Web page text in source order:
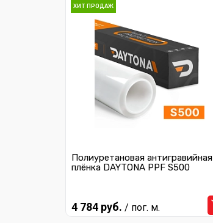
ХИТ ПРОДАЖ
Полиуретановая антигравийная
плёнка DAYTONA PPF S500
4 784 руб. / пог. м.